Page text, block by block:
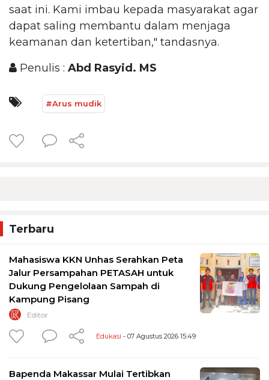
saat ini. Kami imbau kepada masyarakat agar
dapat saling membantu dalam menjaga
keamanan dan ketertiban," tandasnya.
Penulis : Abd Rasyid. MS
#Arus mudik
Terbaru
Mahasiswa KKN Unhas Serahkan Peta
Jalur Persampahan PETASAH untuk
Dukung Pengelolaan Sampah di
Kampung Pisang
Editor
Edukasi - 07 Agustus 2026 15:49
Bapenda Makassar Mulai Tertibkan